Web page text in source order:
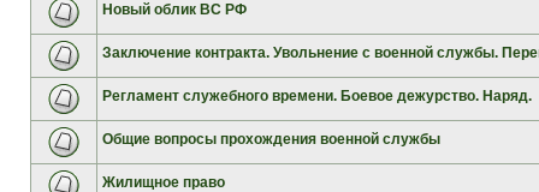
Новый облик ВС РФ
Заключение контракта. Увольнение с военной службы.
Регламент служебного времени. Боевое дежурство. Наряд.
Общие вопросы прохождения военной службы
Жилищное право